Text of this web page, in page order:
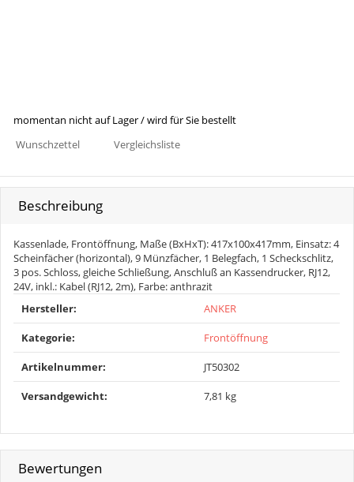
momentan nicht auf Lager / wird für Sie bestellt
Wunschzettel
Vergleichsliste
Beschreibung
Kassenlade, Frontöffnung, Maße (BxHxT): 417x100x417mm, Einsatz: 4
Scheinfächer (horizontal), 9 Münzfächer, 1 Belegfach, 1 Scheckschlitz,
3 pos. Schloss, gleiche Schließung, Anschluß an Kassendrucker, RJ12,
24V, inkl.: Kabel (RJ12, 2m), Farbe: anthrazit
Produkteigenschaft
Wert
Hersteller: ANKER
Kategorie: Frontöffnung
Artikelnummer: JT50302
Versandgewicht‍: 7,81 kg
Bewertungen